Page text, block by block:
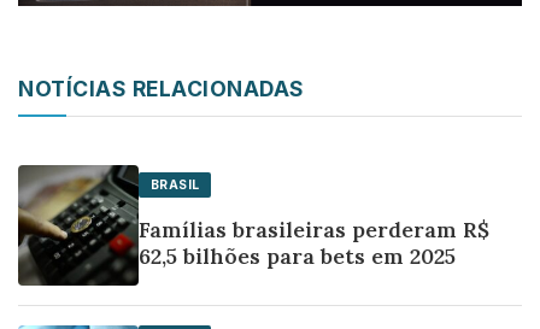
NOTÍCIAS RELACIONADAS
BRASIL
Famílias brasileiras perderam R$
62,5 bilhões para bets em 2025